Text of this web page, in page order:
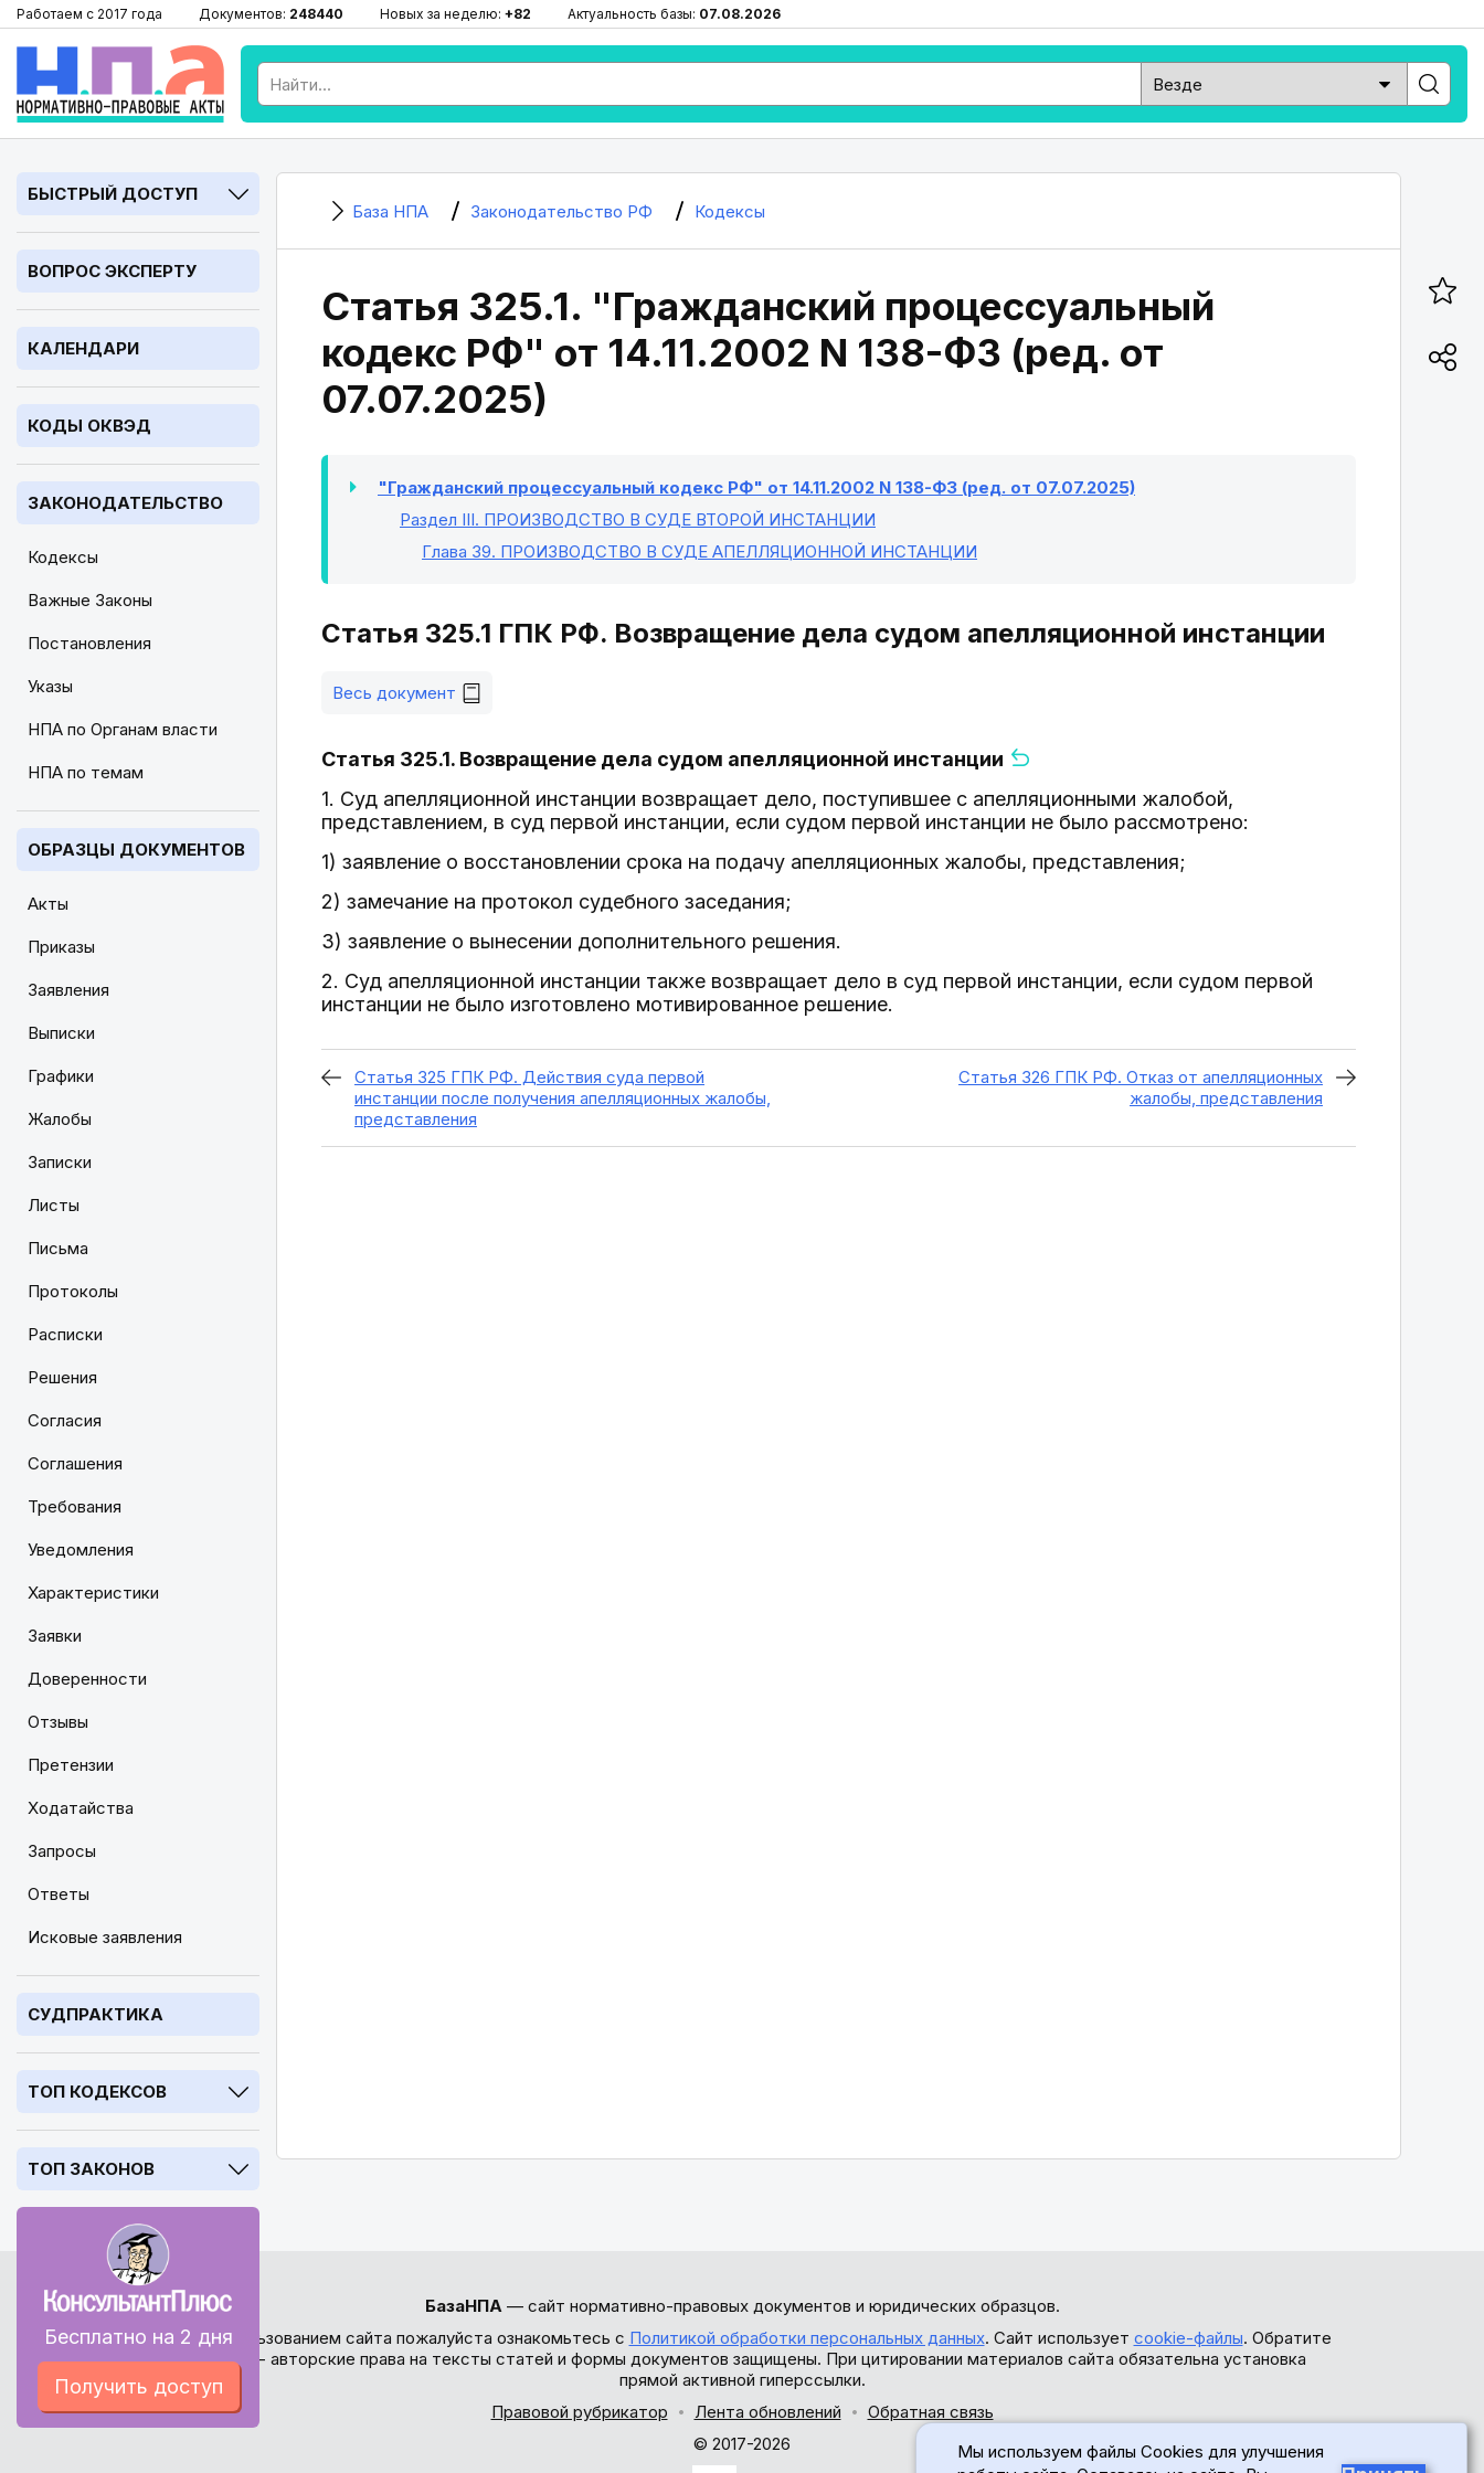
Работаем с 2017 года Документов: 248440 Новых за неделю: +82 Актуальность базы: 07.08.2026
БЫСТРЫЙ ДОСТУП
ВОПРОС ЭКСПЕРТУ
КАЛЕНДАРИ
КОДЫ ОКВЭД
ЗАКОНОДАТЕЛЬСТВО
Кодексы
Важные Законы
Постановления
Указы
НПА по Органам власти
НПА по темам
ОБРАЗЦЫ ДОКУМЕНТОВ
Акты
Приказы
Заявления
Выписки
Графики
Жалобы
Записки
Листы
Письма
Протоколы
Расписки
Решения
Согласия
Соглашения
Требования
Уведомления
Характеристики
Заявки
Доверенности
Отзывы
Претензии
Ходатайства
Запросы
Ответы
Исковые заявления
СУДПРАКТИКА
ТОП КОДЕКСОВ
ТОП ЗАКОНОВ
Бесплатно на 2 дня
Получить доступ
База НПА Законодательство РФ Кодексы
Статья 325.1. "Гражданский процессуальный
кодекс РФ" от 14.11.2002 N 138-ФЗ (ред. от
07.07.2025)
"Гражданский процессуальный кодекс РФ" от 14.11.2002 N 138-ФЗ (ред. от 07.07.2025)
Раздел III. ПРОИЗВОДСТВО В СУДЕ ВТОРОЙ ИНСТАНЦИИ
Глава 39. ПРОИЗВОДСТВО В СУДЕ АПЕЛЛЯЦИОННОЙ ИНСТАНЦИИ
Статья 325.1 ГПК РФ. Возвращение дела судом апелляционной инстанции
Весь документ
Статья 325.1. Возвращение дела судом апелляционной инстанции
1. Суд апелляционной инстанции возвращает дело, поступившее с апелляционными жалобой,
представлением, в суд первой инстанции, если судом первой инстанции не было рассмотрено:
1) заявление о восстановлении срока на подачу апелляционных жалобы, представления;
2) замечание на протокол судебного заседания;
3) заявление о вынесении дополнительного решения.
2. Суд апелляционной инстанции также возвращает дело в суд первой инстанции, если судом первой
инстанции не было изготовлено мотивированное решение.
Статья 325 ГПК РФ. Действия суда первой
инстанции после получения апелляционных жалобы,
представления
Статья 326 ГПК РФ. Отказ от апелляционных
жалобы, представления
БазаНПА— сайт нормативно-правовых документов и юридических образцов.
Перед использованием сайта пожалуйста ознакомьтесь с Политикой обработки персональных данных. Сайт использует cookie-файлы. Обратите
внимание - авторские права на тексты статей и формы документов защищены. При цитировании материалов сайта обязательна установка
прямой активной гиперссылки.
Правовой рубрикатор
Лента обновлений
Обратная связь
© 2017-2026
Мы используем файлы Cookies для улучшения